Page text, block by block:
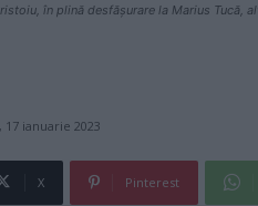
în plină desfășurare la Marius Tucă,
17 ianuarie 2023
X Pinterest